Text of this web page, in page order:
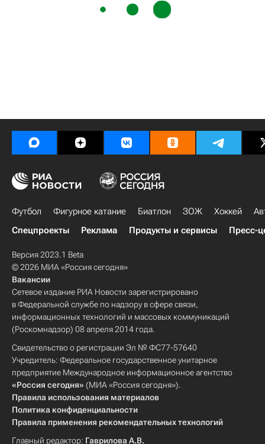
Футбол Фигурное катание Биатлон ЗОЖ Хоккей
Спецпроекты
Реклама Продукты и сервисы Пресс-
Версия 2023.1 Beta
© 2026 МИА «Россия сегодня»
Вакансии
Сетевое издание РИА Новости зарегистрировано
в Федеральной службе по надзору в сфере связи,
информационных технологий и массовых коммуникаций
(Роскомнадзор) 08 апреля 2014 года.
Свидетельство о регистрации Эл № ФС77-57640
Учредитель: Федеральное государственное унитарное
предприятие Международное информационное агентство
«Россия сегодня» (МИА «Россия сегодня»).
Правила использования материалов
Политика конфиденциальности
Правила применения рекомендательных технологий
Главный редактор: Гаврилова А.В.